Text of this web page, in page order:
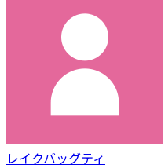
レイクバッグティ